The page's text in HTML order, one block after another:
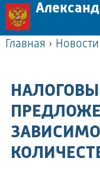
Главная › Новости